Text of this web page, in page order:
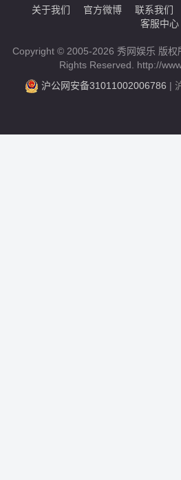
关于我们 官方微博 联系我们
客服中心
Copyright © 2005-2026 秀网娱乐 版权
Rights Reserved. http://
沪公网安备31011002006786 |